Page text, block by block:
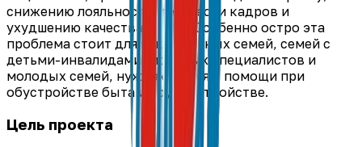
снижению лояльности, текучести кадров и
ухудшению качества жизни. Особенно остро эта
проблема стоит для многодетных семей, семей с
детьми-инвалидами, молодых специалистов и
молодых семей, нуждающихся в помощи при
обустройстве быта и трудоустройстве.
Цель проекта